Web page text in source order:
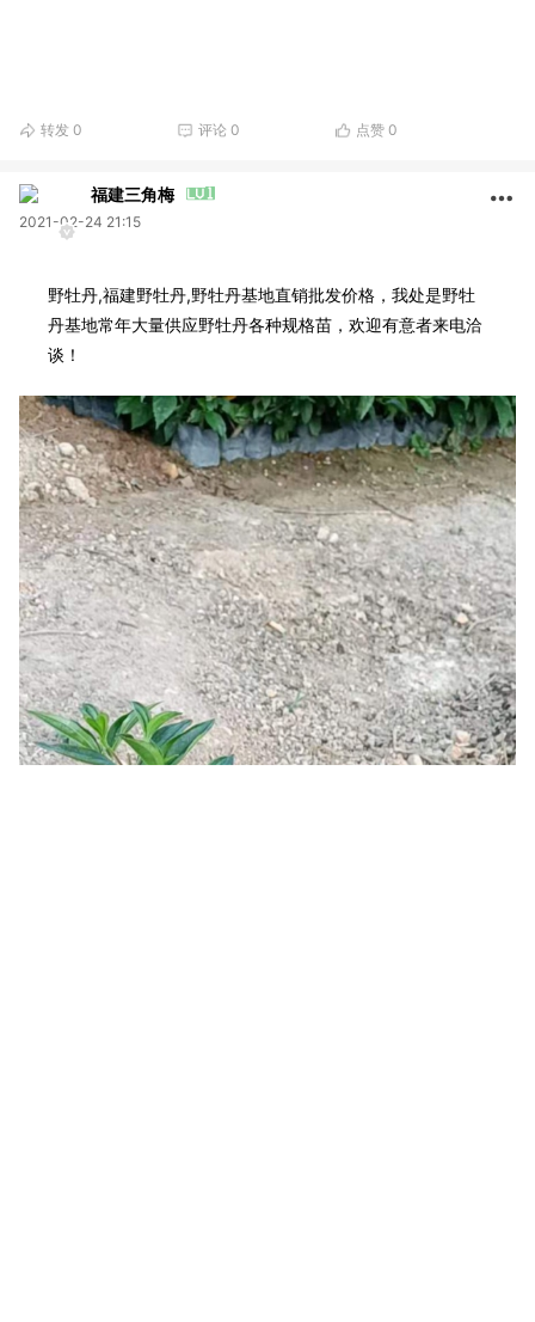
转发 0 评论 0 点赞 0
福建三角梅
2021-02-24 21:15
野牡丹,福建野牡丹,野牡丹基地直销批发价格，我处是野牡
丹基地常年大量供应野牡丹各种规格苗，欢迎有意者来电洽
谈！